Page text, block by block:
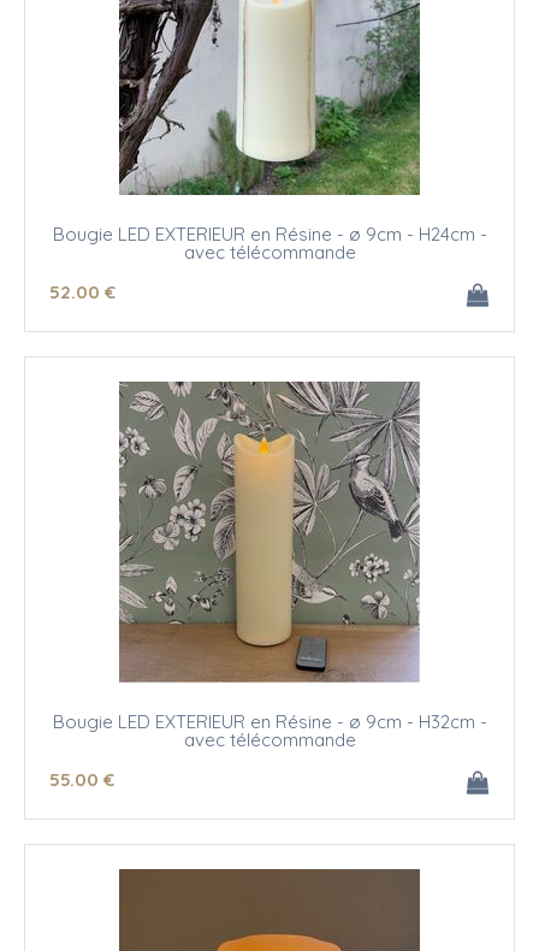
Bougie LED EXTERIEUR en Résine - ø 9cm - H24cm -
avec télécommande
52.00 €
Bougie LED EXTERIEUR en Résine - ø 9cm - H32cm -
avec télécommande
55.00 €